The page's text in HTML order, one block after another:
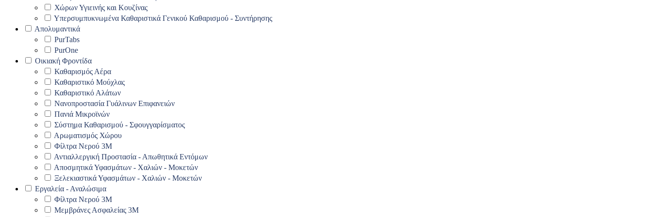
Χώρων Υγιεινής και Κουζίνας
Υπερσυμπυκνωμένα Καθαριστικά Γενικού Καθαρισμού - Συντήρησης
Απολυμαντικά
PurTabs
PurOne
Οικιακή Φροντίδα
Καθαρισμός Αέρα
Καθαριστικό Μούχλας
Καθαριστικό Αλάτων
Νανοπροστασία Γυάλινων Επιφανειών
Πανιά Μικροϊνών
Σύστημα Καθαρισμού - Σφουγγαρίσματος
Αρωματισμός Χώρου
Φίλτρα Νερού 3Μ
Αντιαλλεργική Προστασία - Απωθητικά Εντόμων
Αποσμητικά Υφασμάτων - Χαλιών - Μοκετών
Ξελεκιαστικά Υφασμάτων - Χαλιών - Μοκετών
Εργαλεία - Αναλώσιμα
Φίλτρα Νερού 3Μ
Μεμβράνες Ασφαλείας 3Μ